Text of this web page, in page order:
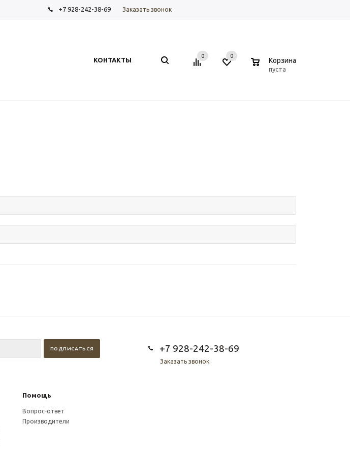
+7 928-242-38-69 Заказать звонок
КОНТАКТЫ
0 0
Корзина
пуста
+7 928-242-38-69
Заказать звонок
Помощь
Вопрос-ответ
Производители